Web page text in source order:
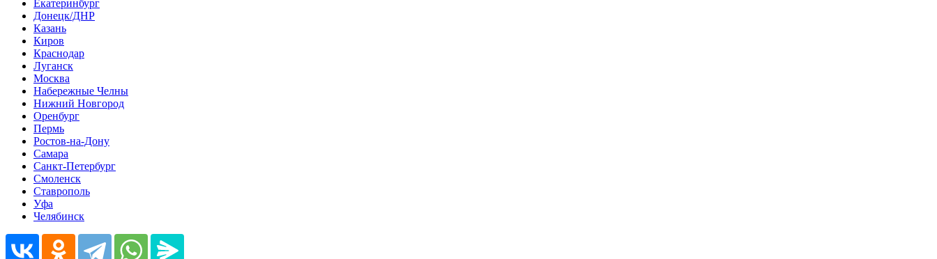
Екатеринбург
Донецк/ДНР
Казань
Киров
Краснодар
Луганск
Москва
Набережные Челны
Нижний Новгород
Оренбург
Пермь
Ростов-на-Дону
Самара
Санкт-Петербург
Смоленск
Ставрополь
Уфа
Челябинск